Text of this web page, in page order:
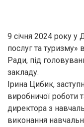
9 січня 2024 року
послуг та туризму»
Ради, під
закладу.
Ірина Цибик,
виробничої роботи
директора з
виконання